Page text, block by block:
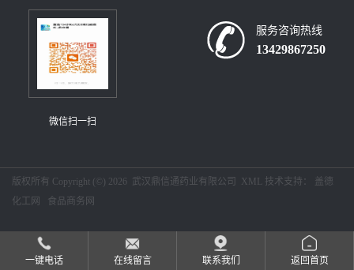
微信扫一扫
服务咨询热线
13429867250
版权所有 Copyright (©) 2026 武汉鼎信通药业有限公司 XML 技术支持： 盖德
化工网
食品商务网
一键电话 在线留言 联系我们 返回首页